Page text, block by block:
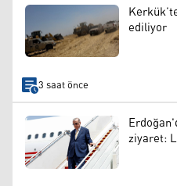
ediliyor
3 saat önce
ziyaret: